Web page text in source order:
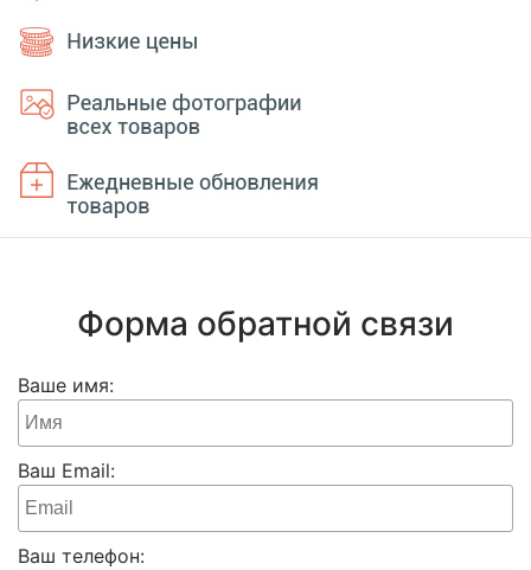
Форма обратной связи
Ваше имя:
Ваш Email:
Ваш телефон: